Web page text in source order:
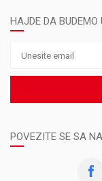
HAJDE DA BUDEMO
POVEZITE SE SA